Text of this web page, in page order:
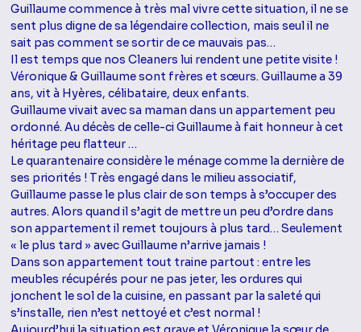
Guillaume commence à très mal vivre cette situation, il ne se
sent plus digne de sa légendaire collection, mais seul il ne
sait pas comment se sortir de ce mauvais pas…
Il est temps que nos Cleaners lui rendent une petite visite !
Véronique & Guillaume sont frères et sœurs. Guillaume a 39
ans, vit à Hyères, célibataire, deux enfants.
Guillaume vivait avec sa maman dans un appartement peu
ordonné. Au décès de celle-ci Guillaume à fait honneur à cet
héritage peu flatteur …
Le quarantenaire considère le ménage comme la dernière de
ses priorités ! Très engagé dans le milieu associatif,
Guillaume passe le plus clair de son temps à s’occuper des
autres. Alors quand il s’agit de mettre un peu d’ordre dans
son appartement il remet toujours à plus tard… Seulement
« le plus tard » avec Guillaume n’arrive jamais !
Dans son appartement tout traine partout : entre les
meubles récupérés pour ne pas jeter, les ordures qui
jonchent le sol de la cuisine, en passant par la saleté qui
s’installe, rien n’est nettoyé et c’est normal !